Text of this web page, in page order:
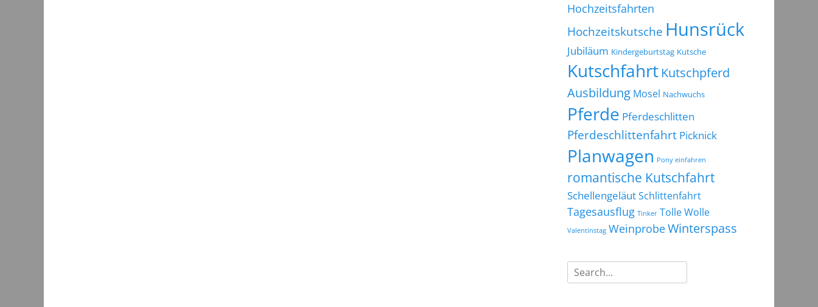
Hochzeitsfahrten
Hochzeitskutsche Hunsrück
Jubiläum Kindergeburtstag Kutsche
Kutschfahrt Kutschpferd
Ausbildung Mosel Nachwuchs
Pferde Pferdeschlitten
Pferdeschlittenfahrt Picknick
Planwagen Pony einfahren
romantische Kutschfahrt
SchellengeläutSchlittenfahrt
Tagesausflug Tinker Tolle Wolle
Valentinstag WeinprobeWinterspass
Suchen
nach: